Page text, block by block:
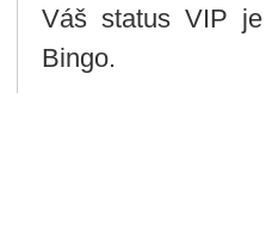
Váš status VIP
Bingo.